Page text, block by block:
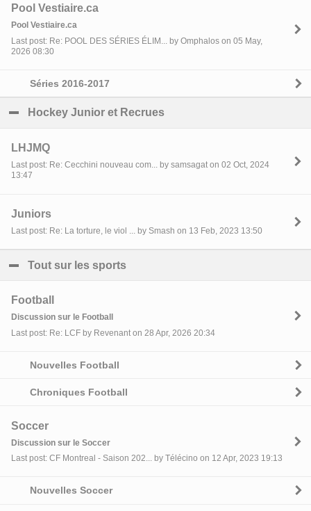
Pool Vestiaire.ca
Pool Vestiaire.ca
Last post: Re: POOL DES SÉRIES ÉLIM... by Omphalos on 05 May,
2026 08:30
Séries 2016-2017
Hockey Junior et Recrues
LHJMQ
Last post: Re: Cecchini nouveau com... by samsagat on 02 Oct, 2024
13:47
Juniors
Last post: Re: La torture, le viol ... by Smash on 13 Feb, 2023 13:50
Tout sur les sports
Football
Discussion sur le Football
Last post: Re: LCF by Revenant on 28 Apr, 2026 20:34
Nouvelles Football
Chroniques Football
Soccer
Discussion sur le Soccer
Last post: CF Montreal - Saison 202... by Télécino on 12 Apr, 2023 19:13
Nouvelles Soccer